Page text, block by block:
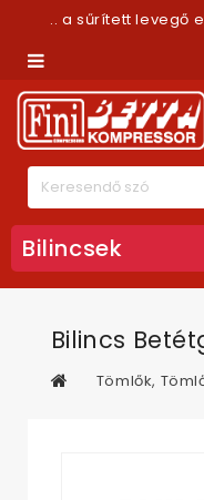
.. a sűrített levegő
Bilincsek
Bilincs
Tömlők,